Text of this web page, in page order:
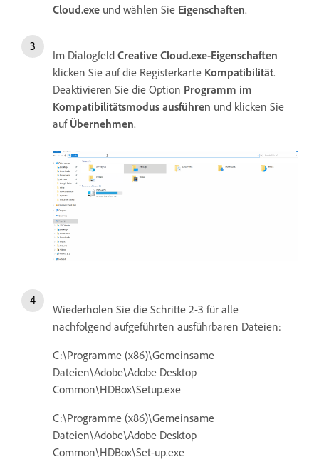
Cloud.exe und wählen Sie Eigenschaften.
Im Dialogfeld Creative Cloud.exe-Eigenschaften
klicken Sie auf die Registerkarte Kompatibilität.
Deaktivieren Sie die Option Programm im
Kompatibilitätsmodus ausführen und klicken Sie
auf Übernehmen.
Wiederholen Sie die Schritte 2-3 für alle
nachfolgend aufgeführten ausführbaren Dateien:
C:\Programme (x86)\Gemeinsame
Dateien\Adobe\Adobe Desktop
Common\HDBox\Setup.exe
C:\Programme (x86)\Gemeinsame
Dateien\Adobe\Adobe Desktop
Common\HDBox\Set-up.exe